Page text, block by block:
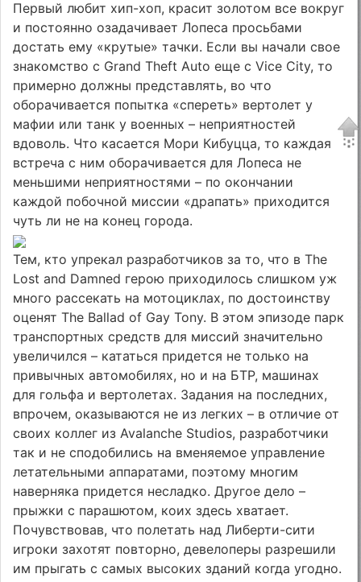
Первый любит хип-хоп, красит золотом все вокруг
и постоянно озадачивает Лопеса просьбами
достать ему «крутые» тачки. Если вы начали свое
знакомство с Grand Theft Auto еще с Vice City, то
примерно должны представлять, во что
оборачивается попытка «спереть» вертолет у
мафии или танк у военных – неприятностей
вдоволь. Что касается Мори Кибуцца, то каждая
встреча с ним оборачивается для Лопеса не
меньшими неприятностями – по окончании
каждой побочной миссии «драпать» приходится
чуть ли не на конец города.
Тем, кто упрекал разработчиков за то, что в The
Lost and Damned герою приходилось слишком уж
много рассекать на мотоциклах, по достоинству
оценят The Ballad of Gay Tony. В этом эпизоде парк
транспортных средств для миссий значительно
увеличился – кататься придется не только на
привычных автомобилях, но и на БТР, машинах
для гольфа и вертолетах. Задания на последних,
впрочем, оказываются не из легких – в отличие от
своих коллег из Avalanche Studios, разработчики
так и не сподобились на вменяемое управление
летательными аппаратами, поэтому многим
наверняка придется несладко. Другое дело –
прыжки с парашютом, коих здесь хватает.
Почувствовав, что полетать над Либерти-сити
игроки захотят повторно, девелоперы разрешили
им прыгать с самых высоких зданий когда угодно.